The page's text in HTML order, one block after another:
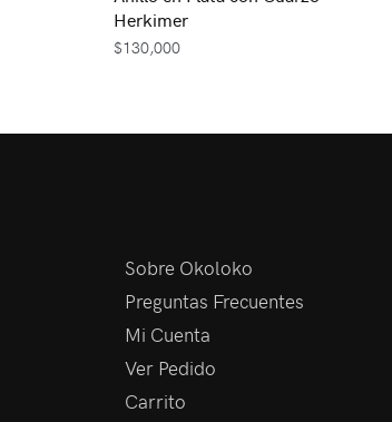
Herkimer
$130,000
Sobre Okoloko
Preguntas Frecuentes
Mi Cuenta
Ver Pedido
Carrito